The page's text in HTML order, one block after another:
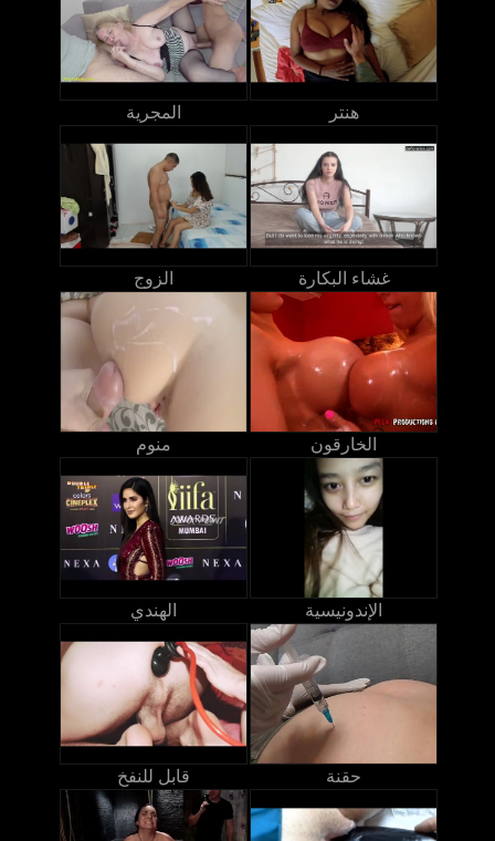
المجرية هنتر
الزوج غشاء البكارة
منوم الخارقون
الهندي الإندونيسية
قابل للنفخ حقنة